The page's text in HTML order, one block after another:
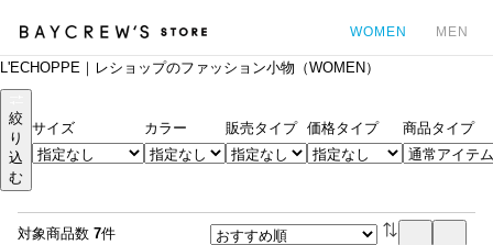
WOMEN MEN
L'ECHOPPE｜レショップのファッション小物（WOMEN）
絞
り
込
む
サイズ カラー 販売タイプ 価格タイプ 商品タイプ
対象商品数 7件